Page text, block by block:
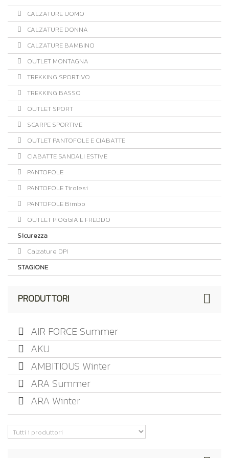
CALZATURE UOMO
CALZATURE DONNA
CALZATURE BAMBINO
OUTLET MONTAGNA
TREKKING SPORTIVO
TREKKING BASSO
OUTLET SPORT
SCARPE SPORTIVE
OUTLET PANTOFOLE E CIABATTE
CIABATTE SANDALI ESTIVE
PANTOFOLE
PANTOFOLE Tirolesi
PANTOFOLE Bimbo
OUTLET PIOGGIA E FREDDO
Sicurezza
Calzature DPI
STAGIONE
PRODUTTORI
AIR FORCE Summer
AKU
AMBITIOUS Winter
ARA Summer
ARA Winter